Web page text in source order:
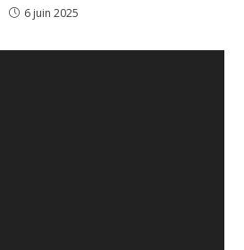
6 juin 2025